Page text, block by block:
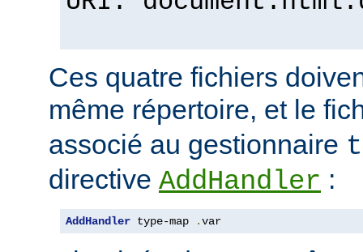
Ces quatre fichiers
même répertoire, et le
associé au gestionnaire
directive AddHandler :
AddHandler type-map .var